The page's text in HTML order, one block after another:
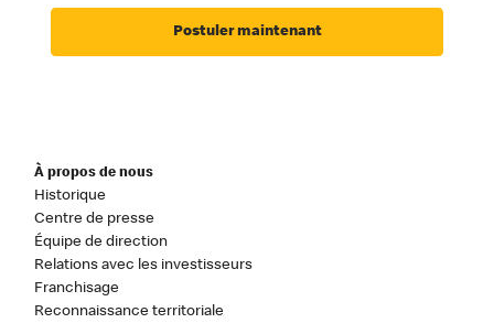
Postuler maintenant
À propos de nous
Historique
Centre de presse
Équipe de direction
Relations avec les investisseurs
Franchisage
Reconnaissance territoriale